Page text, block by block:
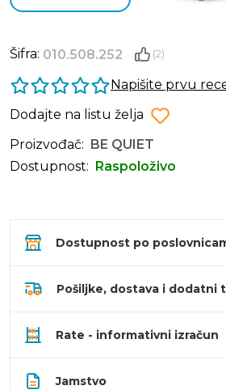
Šifra: 010.508.252 (2)
Napišite prvu
Dodajte na listu želja
Proizvođač:
BE QUIET
Dostupnost:
Raspoloživo
Dostupnost po
Pošiljke, dostava i dodatni
Rate - informativni izračun
Jamstvo